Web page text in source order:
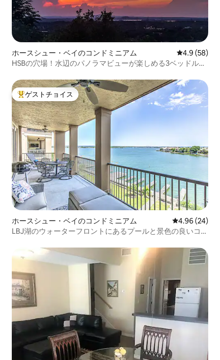
ホースシュー・ベイのコンドミニアム レビュー58
4.9 (58)
HSBの穴場！水辺のパノラマビューが楽しめる3ベッドルー
大好評のゲストチョイスです。
ゲストチョイス
ホースシュー・ベイのコンドミニアム レビュー24
4.96 (24)
LBJ湖のウォーターフロントにあるプールと景色の良いコン